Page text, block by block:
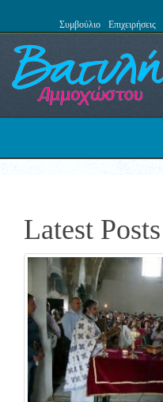
Συμβούλιο Επιχειρήσεις
Latest Posts